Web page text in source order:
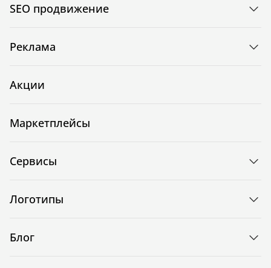
SEO продвижение
Реклама
Акции
Маркетплейсы
Сервисы
Логотипы
Блог